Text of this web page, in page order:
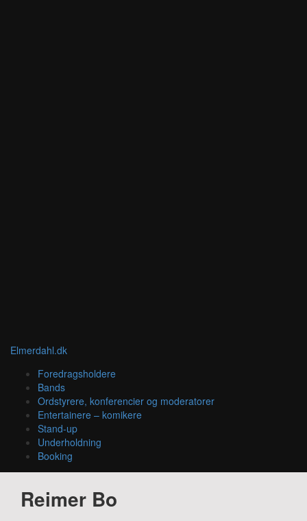
Elmerdahl.dk
Foredragsholdere
Bands
Ordstyrere, konferencier og moderatorer
Entertainere – komikere
Stand-up
Underholdning
Booking
Reimer Bo